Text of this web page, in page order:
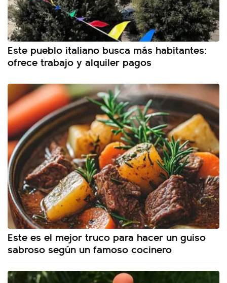
Este pueblo italiano busca más habitantes:
ofrece trabajo y alquiler pagos
Este es el mejor truco para hacer un guiso
sabroso según un famoso cocinero